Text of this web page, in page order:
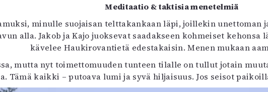
Meditaatio & taktisia menetelmiä
minulle suojaisan telttakankaan läpi, joillekin
alla. Jakob ja Kajo juoksevat saadakseen kohmeiset
kävelee Haukirovantietä edestakaisin. Menen mukaan
mutta nyt toimettomuuden tunteen tilalle on tullut jotain
Tämä kaikki – putoava lumi ja syvä hiljaisuus. Jos seisot